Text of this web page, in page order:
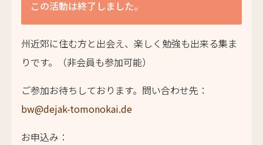
この活動は終了しました。
州近郊に住む方と出会え、楽しく勉強も出来る集ま
りです。（非会員も参加可能）
ご参加お待ちしております。問い合わせ先：
bw@dejak-tomonokai.de
お申込み：